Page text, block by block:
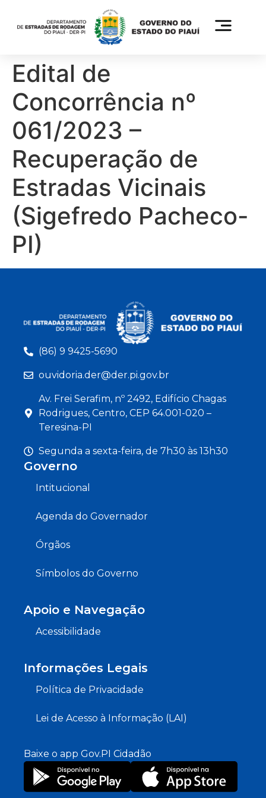
Edital de
Concorrência nº
061/2023 –
Recuperação de
Estradas Vicinais
(Sigefredo Pacheco-
PI)
(86) 9 9425-5690
ouvidoria.der@der.pi.gov.br
Av. Frei Serafim, nº 2492, Edifício Chagas
Rodrigues, Centro, CEP 64.001-020 –
Teresina-PI
Segunda a sexta-feira, de 7h30 às 13h30
Governo
Intitucional
Agenda do Governador
Órgãos
Símbolos do Governo
Apoio e Navegação
Acessibilidade
Informações Legais
Política de Privacidade
Lei de Acesso à Informação (LAI)
Baixe o app Gov.PI Cidadão